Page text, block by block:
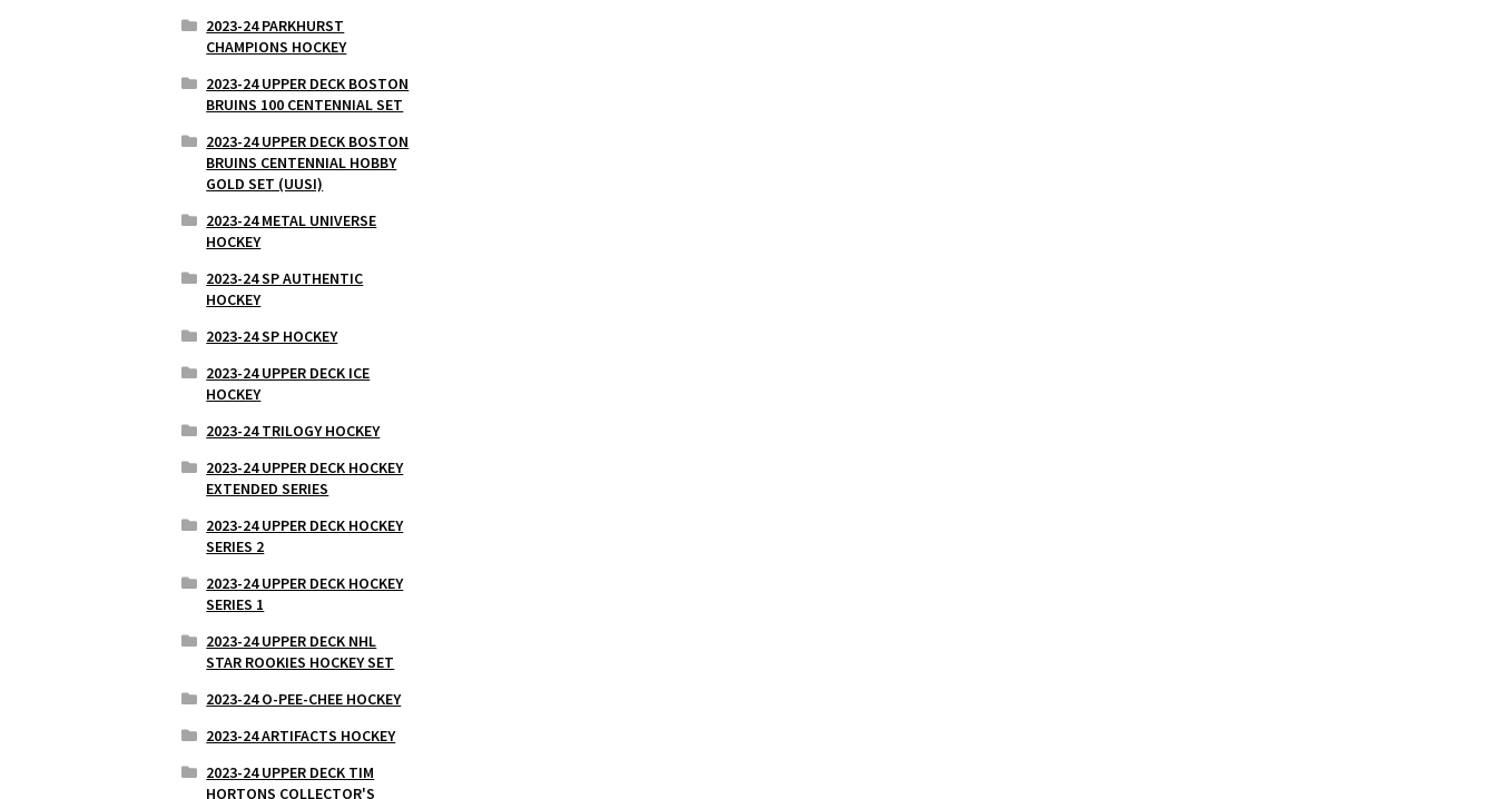
2023-24 PARKHURST
CHAMPIONS HOCKEY
2023-24 UPPER DECK BOSTON
BRUINS 100 CENTENNIAL SET
2023-24 UPPER DECK BOSTON
BRUINS CENTENNIAL HOBBY
GOLD SET (UUSI)
2023-24 METAL UNIVERSE
HOCKEY
2023-24 SP AUTHENTIC
HOCKEY
2023-24 SP HOCKEY
2023-24 UPPER DECK ICE
HOCKEY
2023-24 TRILOGY HOCKEY
2023-24 UPPER DECK HOCKEY
EXTENDED SERIES
2023-24 UPPER DECK HOCKEY
SERIES 2
2023-24 UPPER DECK HOCKEY
SERIES 1
2023-24 UPPER DECK NHL
STAR ROOKIES HOCKEY SET
2023-24 O-PEE-CHEE HOCKEY
2023-24 ARTIFACTS HOCKEY
2023-24 UPPER DECK TIM
HORTONS COLLECTOR'S